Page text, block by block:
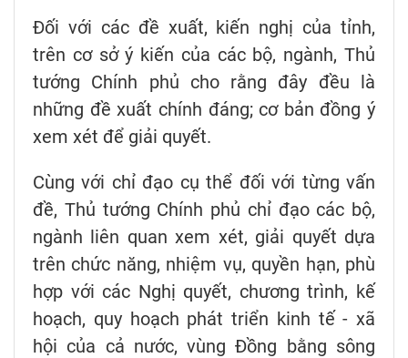
Đối với các đề xuất, kiến nghị của tỉnh,
trên cơ sở ý kiến của các bộ, ngành, Thủ
tướng Chính phủ cho rằng đây đều là
những đề xuất chính đáng; cơ bản đồng ý
xem xét để giải quyết.
Cùng với chỉ đạo cụ thể đối với từng vấn
đề, Thủ tướng Chính phủ chỉ đạo các bộ,
ngành liên quan xem xét, giải quyết dựa
trên chức năng, nhiệm vụ, quyền hạn, phù
hợp với các Nghị quyết, chương trình, kế
hoạch, quy hoạch phát triển kinh tế - xã
hội của cả nước, vùng Đồng bằng sông